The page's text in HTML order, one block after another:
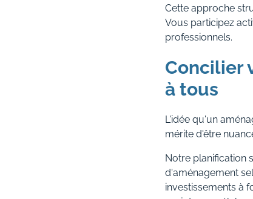
Cette approche
Vous participez
professionnels.
Concilier
à tous
L'idée qu'un
mérite d'être
Notre planification
d'aménagement
investissements à